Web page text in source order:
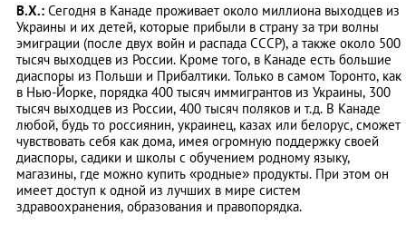
В.Х.: Сегодня в Канаде проживает около миллиона выходцев из
Украины и их детей, которые прибыли в страну за три волны
эмиграции (после двух войн и распада СССР), а также около 500
тысяч выходцев из России. Кроме того, в Канаде есть большие
диаспоры из Польши и Прибалтики. Только в самом Торонто, как
в Нью-Йорке, порядка 400 тысяч иммигрантов из Украины, 300
тысяч выходцев из России, 400 тысяч поляков и т.д. В Канаде
любой, будь то россиянин, украинец, казах или белорус, сможет
чувствовать себя как дома, имея огромную поддержку своей
диаспоры, садики и школы с обучением родному языку,
магазины, где можно купить «родные» продукты. При этом он
имеет доступ к одной из лучших в мире систем
здравоохранения, образования и правопорядка.